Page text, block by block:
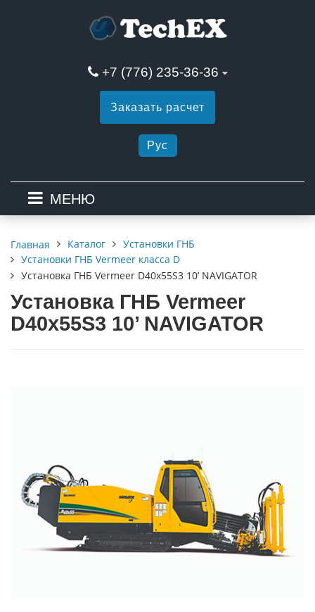
+7 (776) 235-36-36
Заказать расчет
Рус
МЕНЮ
Главная Каталог
Установки ГНБ
Установки ГНБ Vermeer класса D
Установка ГНБ Vermeer D40x55S3 10’ NAVIGATOR
Установка ГНБ Vermeer
D40x55S3 10’ NAVIGATOR